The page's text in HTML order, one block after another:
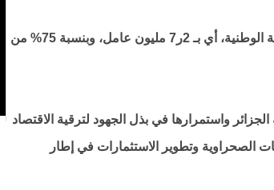
كما كشف عن أن قطاع الزراعة في الجزائر يساهم بأكثر من ربع اليد العاملة الوطنية، أي بـ 2ر7 مليون عامل، وبنسبة 75% من
واستمرارها في بذل الجهود لترقية الاقتصاد
الصحراوية وتطوير الاستثمارات في إطار